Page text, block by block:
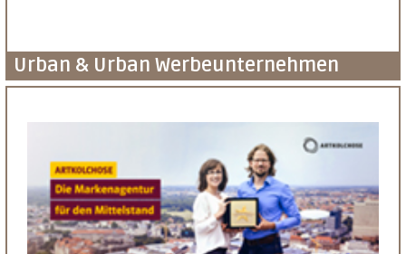
Urban & Urban Werbeunternehmen